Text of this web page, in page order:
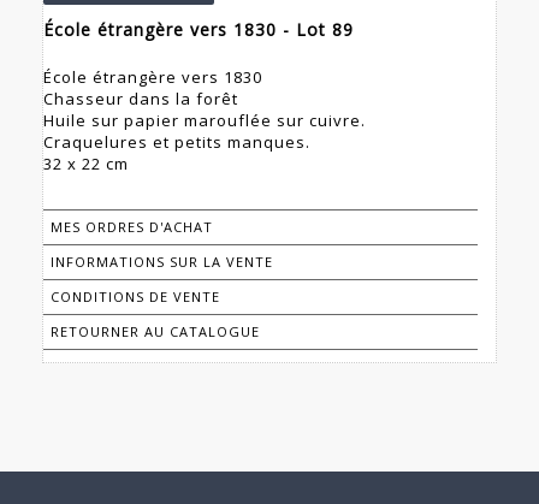
École étrangère vers 1830 - Lot 89
École étrangère vers 1830
Chasseur dans la forêt
Huile sur papier marouflée sur cuivre.
Craquelures et petits manques.
32 x 22 cm
MES ORDRES D'ACHAT
INFORMATIONS SUR LA VENTE
CONDITIONS DE VENTE
RETOURNER AU CATALOGUE